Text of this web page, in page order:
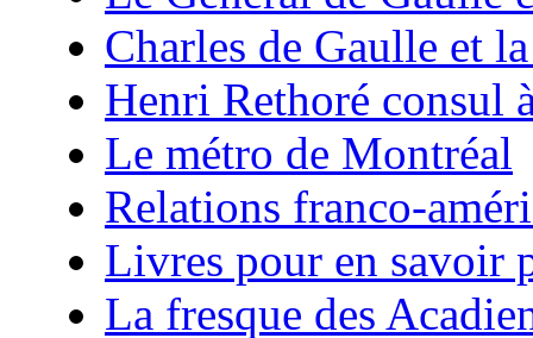
Charles de Gaulle et
Henri Rethoré consul
Le métro de Montréal
Relations franco-
Livres pour en savoir
La fresque des